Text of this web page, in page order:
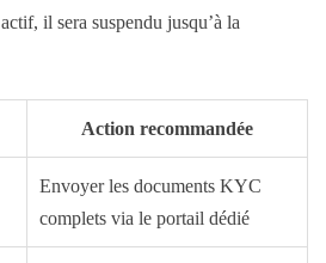
actif, il sera suspendu jusqu’à la
Action recommandée
Envoyer les documents KYC
complets via le portail dédié